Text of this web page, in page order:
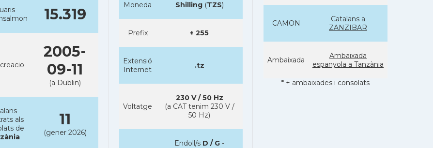
15.319
2005-
09-11
(a Dublin)
als
de
11
(gener 2026)
Moneda Shilling(TZS)
Prefix + 255
Extensió
Internet
.tz
Voltatge
230 V / 50 Hz
(a CAT tenim 230 V /
50 Hz)
Endoll/s D / G -
CAMON
Catalans a
ZANZIBAR
Ambaixada
Ambaixada
espanyola a Tanzània
* + ambaixades i consolats